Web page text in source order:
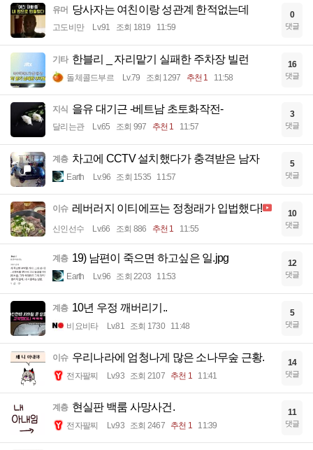
유머 당사자는 여친이랑 성관계 한적없는데
고도비만 Lv.91 조회 1819 11:59
0
댓글
기타 한블리 _ 자리맡기 실패한 주차장 빌런
돌체콜드부르 Lv.79 조회 1297 추천 1 11:58
16
댓글
지식 을유 대기근 -베트남 초토화작전-
달리는관 Lv.65 조회 997 추천 1 11:57
3
댓글
계층 차고에 CCTV 설치했다가 충격받은 남자
Earth Lv.96 조회 1535 11:57
5
댓글
이슈 레버러지 이티에프는 정청래가 입법했다!
신인선수 Lv.66 조회 886 추천 1 11:55
10
댓글
계층 19) 남편이 죽으면 하고싶은 일.jpg
Earth Lv.96 조회 2203 11:53
12
댓글
계층 10년 우정 깨버리기..
비요비타 Lv.81 조회 1730 11:48
5
댓글
이슈 우리나라에 엄청나게 많은 소나무숲 근황.
전자팔찌 Lv.93 조회 2107 추천 1 11:41
14
댓글
계층 현실판 백룸 사망사건.
전자팔찌 Lv.93 조회 2467 추천 1 11:39
11
댓글